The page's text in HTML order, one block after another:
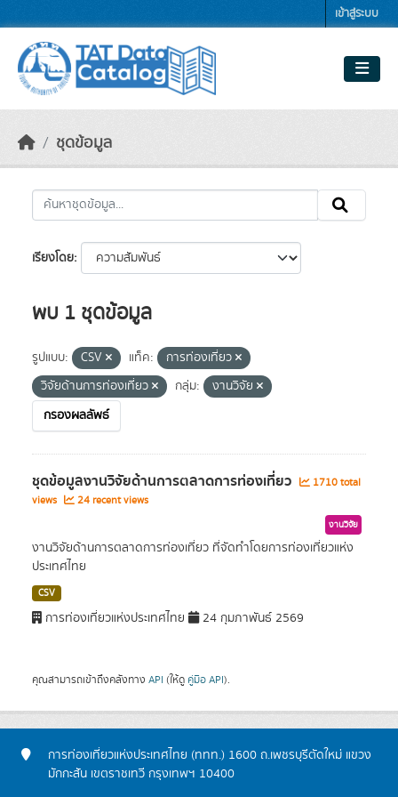
เข้าสู่ระบบ
ชุดข้อมูล
เรียงโดย
พบ 1 ชุดข้อมูล
รูปแบบ: CSV แท็ค:
การท่องเที่ยว
วิจัยด้านการท่องเที่ยว
กลุ่ม:
งานวิจัย
กรองผลลัพธ์
ชุดข้อมูลงานวิจัยด้านการตลาดการท่องเที่ยว
1710 total
views
24 recent views
งานวิจัย
งานวิจัยด้านการตลาดการท่องเที่ยว ที่จัดทำโดยการท่องเที่ยวแห่ง
ประเทศไทย
CSV
การท่องเที่ยวแห่งประเทศไทย 24 กุมภาพันธ์ 2569
คุณสามารถเข้าถึงคลังทาง API (ให้ดู คู่มือ API).
การท่องเที่ยวแห่งประเทศไทย (ททท.) 1600 ถ.เพชรบุรีตัดใหม่ แขวง
มักกะสัน เขตราชเทวี กรุงเทพฯ 10400